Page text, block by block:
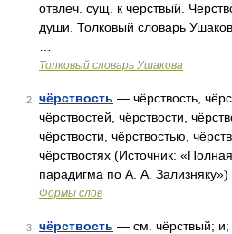
отвлеч. сущ. к черствый.
души. Толковый словарь
Толковый словарь Ушакова
2 чёрствость — чёрствость,
чёрствостей, чёрствости,
чёрствости, чёрствостью,
чёрствостях (Источник:
парадигма по А. А. Зализняку»)
Формы слов
3 чёрствость — см. чёрствый; и;